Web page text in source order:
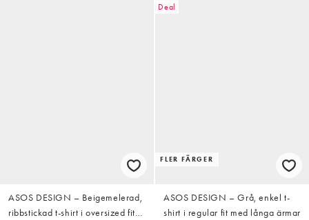
ASOS DESIGN – Beigemelerad,
ribbstickad t-shirt i oversized fit
Deal
FLER FÄRGER
ASOS DESIGN – Grå, enkel t-
shirt i regular fit med långa ärmar